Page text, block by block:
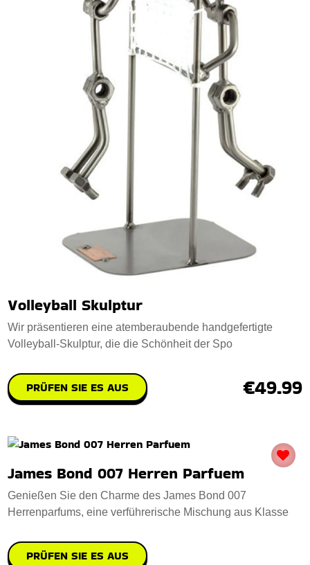
Volleyball Skulptur
Wir präsentieren eine atemberaubende handgefertigte
Volleyball-Skulptur, die die Schönheit der Spo
PRÜFEN SIE ES AUS €49.99
James Bond 007 Herren Parfuem
Genießen Sie den Charme des James Bond 007
Herrenparfums, eine verführerische Mischung aus Klasse
PRÜFEN SIE ES AUS